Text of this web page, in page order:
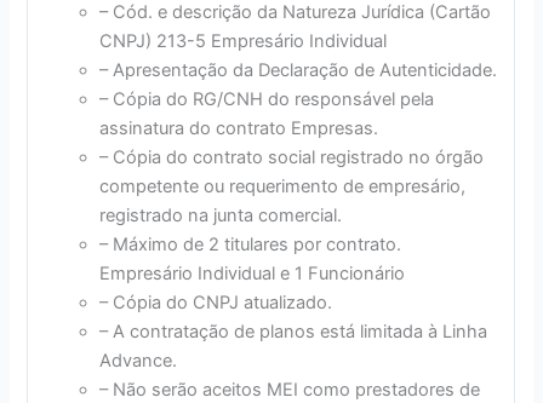
– Cód. e descrição da Natureza Jurídica (Cartão
CNPJ) 213-5 Empresário Individual
– Apresentação da Declaração de Autenticidade.
– Cópia do RG/CNH do responsável pela
assinatura do contrato Empresas.
– Cópia do contrato social registrado no órgão
competente ou requerimento de empresário,
registrado na junta comercial.
– Máximo de 2 titulares por contrato.
Empresário Individual e 1 Funcionário
– Cópia do CNPJ atualizado.
– A contratação de planos está limitada à Linha
Advance.
– Não serão aceitos MEI como prestadores de